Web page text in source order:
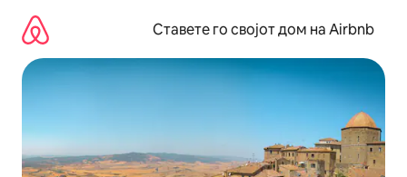
содржина
Ставете го својот дом на Airbnb